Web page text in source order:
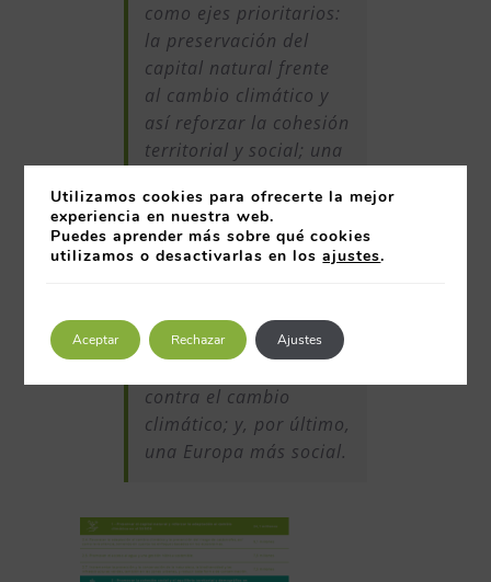
como ejes prioritarios:
la preservación del
capital natural frente
al cambio climático y
así reforzar la cohesión
territorial y social; una
y más innovadora en
cuanto a
competitividad
Europa más verde en
biodiversidad y en
contra el cambio
climático; y, por último,
una Europa más social.
Utilizamos cookies para ofrecerte la mejor
experiencia en nuestra web.
Puedes aprender más sobre qué cookies
utilizamos o desactivarlas en losajustes.
Aceptar Rechazar Ajustes